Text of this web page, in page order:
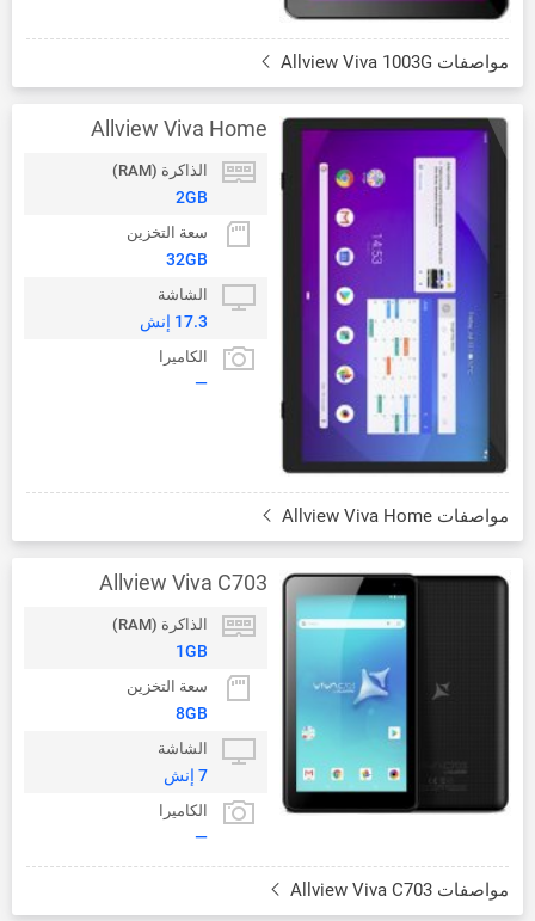
مواصفات Allview Viva 1003G
Allview Viva Home
الذاكرة (RAM)
2GB
سعة التخزين
32GB
الشاشة
17.3 إنش
الكاميرا
—
مواصفات Allview Viva Home
Allview Viva C703
الذاكرة (RAM)
1GB
سعة التخزين
8GB
الشاشة
7 إنش
الكاميرا
—
مواصفات Allview Viva C703